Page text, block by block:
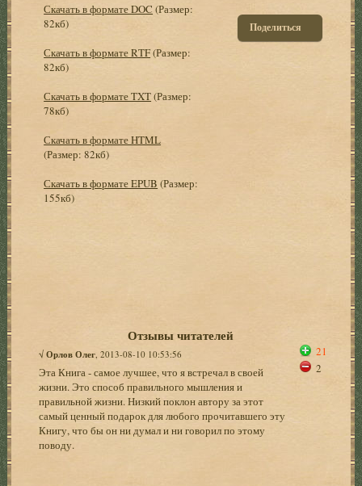
Скачать в формате DOC (Размер:
82кб)
Скачать в формате RTF(Размер:
82кб)
Скачать в формате TXT(Размер:
78кб)
Скачать в формате HTML
(Размер: 82кб)
Скачать в формате EPUB (Размер:
155кб)
Поделиться
Отзывы читателей
√Орлов Олег , 2013-08-10 10:53:56
Эта Книга - самое лучшее, что я встречал в своей
жизни. Это способ правильного мышления и
правильной жизни. Низкий поклон автору за этот
самый ценный подарок для любого прочитавшего эту
Книгу, что бы он ни думал и ни говорил по этому
поводу.
21
2